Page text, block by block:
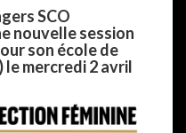
SCO
nouvelle session
son école de
mercredi 2 avril